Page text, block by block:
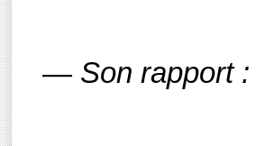
— Son rapport :